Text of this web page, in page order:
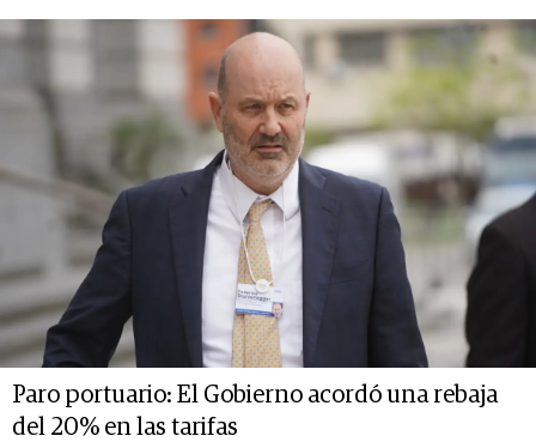
Paro portuario: El Gobierno acordó una rebaja
del 20% en las tarifas